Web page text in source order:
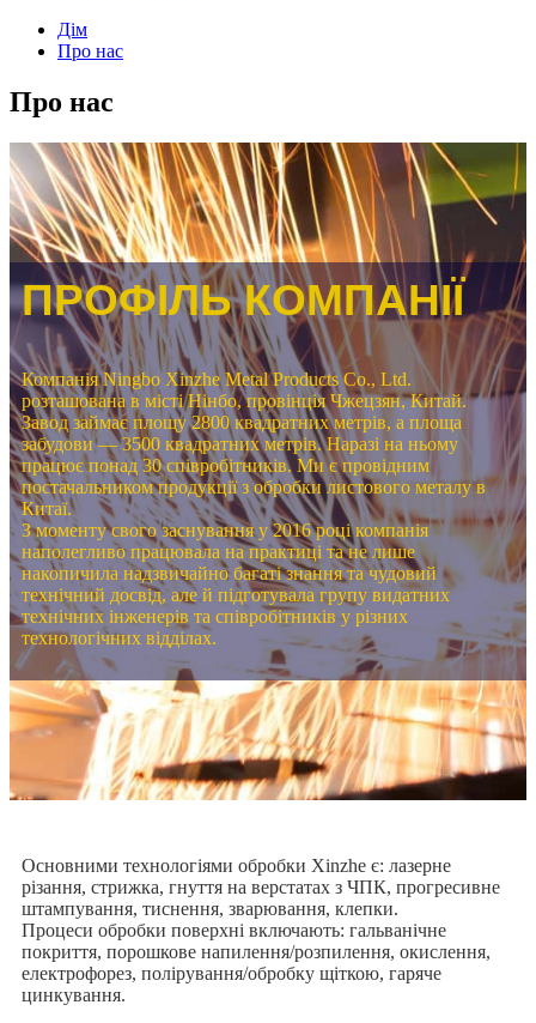
Дім
Про нас
Про нас
ПРОФІЛЬ КОМПАНІЇ
Компанія Ningbo Xinzhe Metal Products Co., Ltd.
розташована в місті Нінбо, провінція Чжецзян, Китай.
Завод займає площу 2800 квадратних метрів, а площа
забудови — 3500 квадратних метрів. Наразі на ньому
працює понад 30 співробітників. Ми є провідним
постачальником продукції з обробки листового металу в
Китаї.
З моменту свого заснування у 2016 році компанія
наполегливо працювала на практиці та не лише
накопичила надзвичайно багаті знання та чудовий
технічний досвід, але й підготувала групу видатних
технічних інженерів та співробітників у різних
технологічних відділах.
Основними технологіями обробки Xinzhe є: лазерне
різання, стрижка, гнуття на верстатах з ЧПК, прогресивне
штампування, тиснення, зварювання, клепки.
Процеси обробки поверхні включають: гальванічне
покриття, порошкове напилення/розпилення, окислення,
електрофорез, полірування/обробку щіткою, гаряче
цинкування.